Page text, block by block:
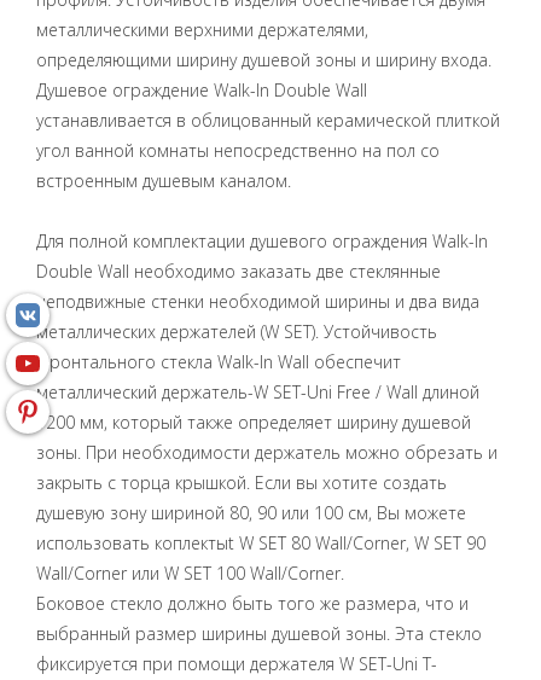
металлическими верхними держателями,
определяющими ширину душевой зоны и ширину входа.
Душевое ограждение Walk-In Double Wall
устанавливается в облицованный керамической плиткой
угол ванной комнаты непосредственно на пол со
встроенным душевым каналом.
Для полной комплектации душевого ограждения Walk-In
Double Wall необходимо заказать две стеклянные
неподвижные стенки необходимой ширины и два вида
металлических держателей (W SET). Устойчивость
фронтального стекла Walk-In Wall обеспечит
металлический держатель-W SET-Uni Free / Wall длиной
1200 мм, который также определяет ширину душевой
зоны. При необходимости держатель можно обрезать и
закрыть с торца крышкой. Если вы хотите создать
душевую зону шириной 80, 90 или 100 см, Вы можете
использовать коплектыt W SET 80 Wall/Corner, W SET 90
Wall/Corner или W SET 100 Wall/Corner.
Боковое стекло должно быть того же размера, что и
выбранный размер ширины душевой зоны. Эта стекло
фиксируется при помощи держателя W SET-Uni T-